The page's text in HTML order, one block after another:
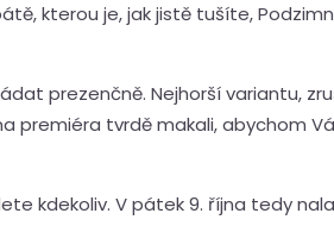
kterou je, jak jistě tušíte,
prezenčně. Nejhorší variantu,
premiéra tvrdě makali, abychom
kdekoliv. V pátek 9. října tedy